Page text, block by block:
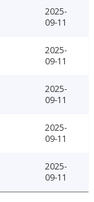
2025-
09-11
2025-
09-11
2025-
09-11
2025-
09-11
2025-
09-11